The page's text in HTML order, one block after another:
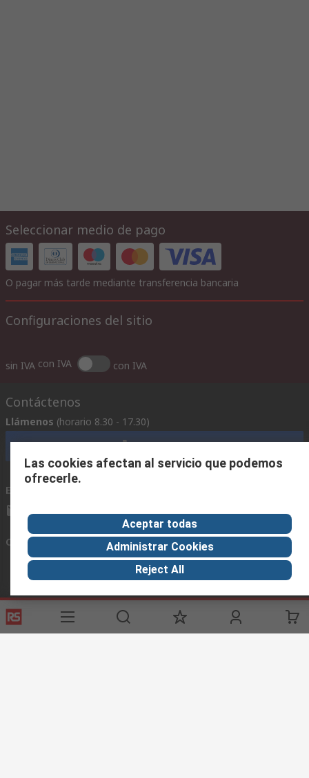
Seleccionar medio de pago
O pagar más tarde mediante transferencia bancaria
Configuraciones del sitio
sin IVA con IVA con IVA
Contáctenos
Llámenos (horario 8.30 - 17.30)
Llámenos
Envíenos un email
Conectar con nosotros
Links de ayuda
Servicios
Acerca de RS
Industria
Las cookies afectan al servicio que podemos
ofrecerle.
Aceptar todas
Administrar Cookies
Reject All